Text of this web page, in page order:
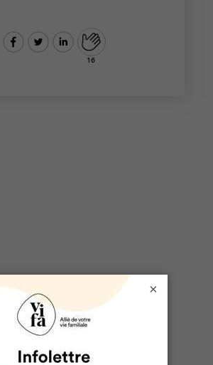
16
×